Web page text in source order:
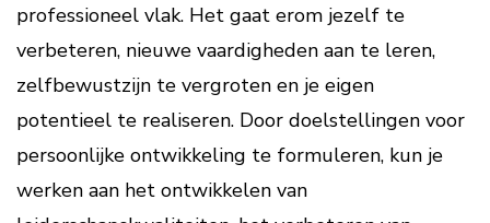
professioneel vlak. Het gaat erom jezelf te
verbeteren, nieuwe vaardigheden aan te leren,
zelfbewustzijn te vergroten en je eigen
potentieel te realiseren. Door doelstellingen voor
persoonlijke ontwikkeling te formuleren, kun je
werken aan het ontwikkelen van